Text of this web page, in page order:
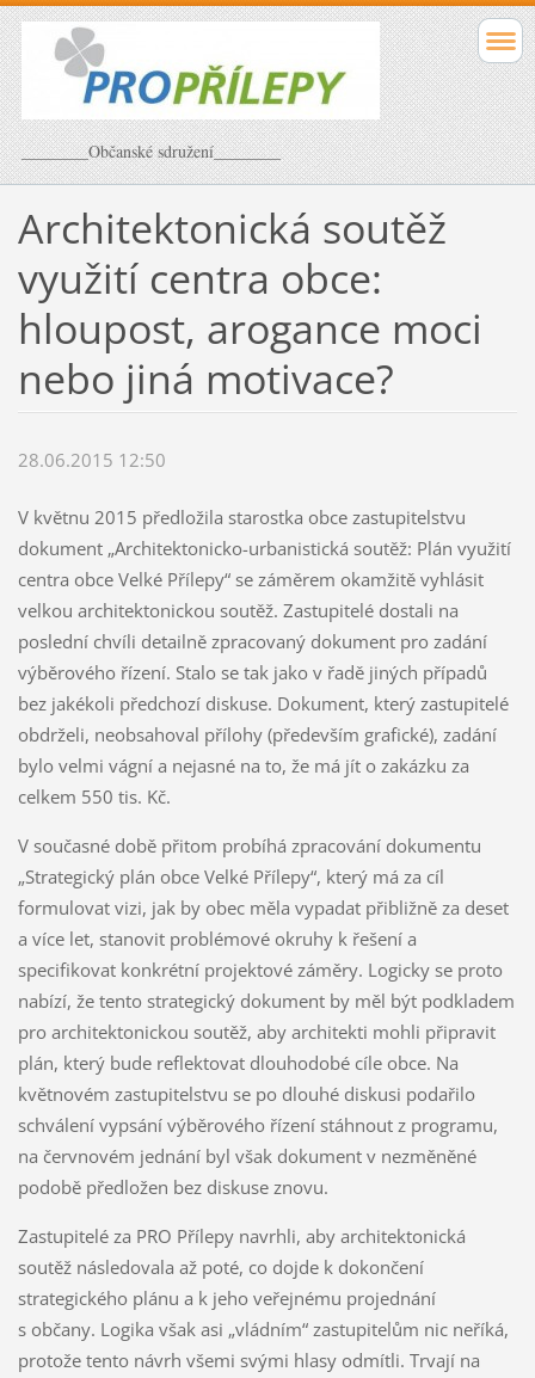
________Občanské sdružení________
Architektonická soutěž
využití centra obce:
hloupost, arogance moci
nebo jiná motivace?
28.06.2015 12:50
V květnu 2015 předložila starostka obce zastupitelstvu
dokument „Architektonicko-urbanistická soutěž: Plán využití
centra obce Velké Přílepy“ se záměrem okamžitě vyhlásit
velkou architektonickou soutěž. Zastupitelé dostali na
poslední chvíli detailně zpracovaný dokument pro zadání
výběrového řízení. Stalo se tak jako v řadě jiných případů
bez jakékoli předchozí diskuse. Dokument, který zastupitelé
obdrželi, neobsahoval přílohy (především grafické), zadání
bylo velmi vágní a nejasné na to, že má jít o zakázku za
celkem 550 tis. Kč.
V současné době přitom probíhá zpracování dokumentu
„Strategický plán obce Velké Přílepy“, který má za cíl
formulovat vizi, jak by obec měla vypadat přibližně za deset
a více let, stanovit problémové okruhy k řešení a
specifikovat konkrétní projektové záměry. Logicky se proto
nabízí, že tento strategický dokument by měl být podkladem
pro architektonickou soutěž, aby architekti mohli připravit
plán, který bude reflektovat dlouhodobé cíle obce. Na
květnovém zastupitelstvu se po dlouhé diskusi podařilo
schválení vypsání výběrového řízení stáhnout z programu,
na červnovém jednání byl však dokument v nezměněné
podobě předložen bez diskuse znovu.
Zastupitelé za PRO Přílepy navrhli, aby architektonická
soutěž následovala až poté, co dojde k dokončení
strategického plánu a k jeho veřejnému projednání
s občany. Logika však asi „vládním“ zastupitelům nic neříká,
protože tento návrh všemi svými hlasy odmítli. Trvají na